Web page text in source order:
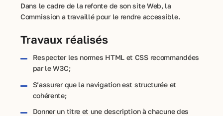
Dans le cadre de la refonte de son site Web, la
Commission a travaillé pour le rendre accessible.
Travaux réalisés
Respecter les normes HTML et CSS recommandées
par le W3C;
S’assurer que la navigation est structurée et
cohérente;
Donner un titre et une description à chacune des